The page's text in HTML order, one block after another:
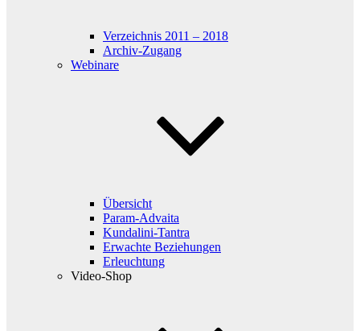
Verzeichnis 2011 – 2018
Archiv-Zugang
Webinare
Übersicht
Param-Advaita
Kundalini-Tantra
Erwachte Beziehungen
Erleuchtung
Video-Shop